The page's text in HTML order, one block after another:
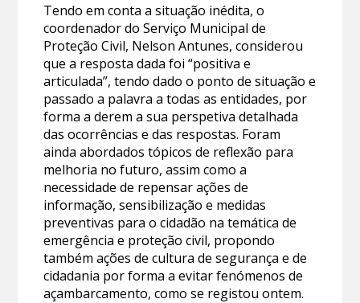
Tendo em conta a situação inédita, o
coordenador do Serviço Municipal de
Proteção Civil, Nelson Antunes, considerou
que a resposta dada foi “positiva e
articulada”, tendo dado o ponto de situação e
passado a palavra a todas as entidades, por
forma a derem a sua perspetiva detalhada
das ocorrências e das respostas. Foram
ainda abordados tópicos de reflexão para
melhoria no futuro, assim como a
necessidade de repensar ações de
informação, sensibilização e medidas
preventivas para o cidadão na temática de
emergência e proteção civil, propondo
também ações de cultura de segurança e de
cidadania por forma a evitar fenómenos de
açambarcamento, como se registou ontem.